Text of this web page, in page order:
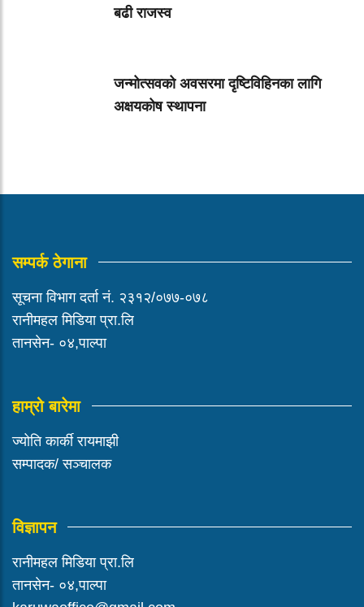
बढी राजस्व
जन्मोत्सवको अवसरमा दृष्टिविहिनका लागि
अक्षयकोष स्थापना
सम्पर्क ठेगाना
सूचना विभाग दर्ता नं. २३१२/०७७-०७८
रानीमहल मिडिया प्रा.लि
तानसेन- ०४,पाल्पा
हाम्रो बारेमा
ज्योति कार्की रायमाझी
सम्पादक/ सञ्चालक
विज्ञापन
रानीमहल मिडिया प्रा.लि
तानसेन- ०४,पाल्पा